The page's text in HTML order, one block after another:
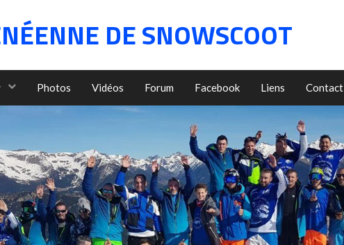
DE SNOWSCOOT
Photos Vidéos Forum Facebook Liens Contact